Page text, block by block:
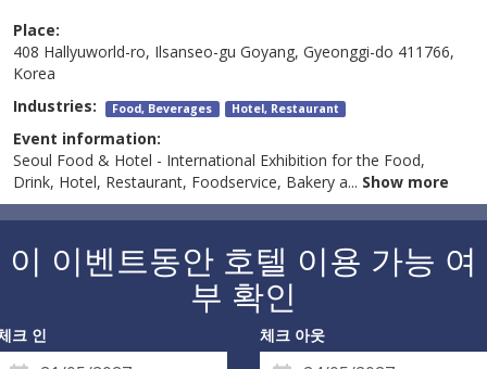
Place:
408 Hallyuworld-ro, Ilsanseo-gu Goyang, Gyeonggi-do 411766,
Korea
Industries: Food, Beverages Hotel, Restaurant
Event information:
Seoul Food & Hotel - International Exhibition for the Food,
Drink, Hotel, Restaurant, Foodservice, Bakery a... Show more
이 이벤트동안 호텔 이용 가능 여
부 확인
크 인 체크 아웃